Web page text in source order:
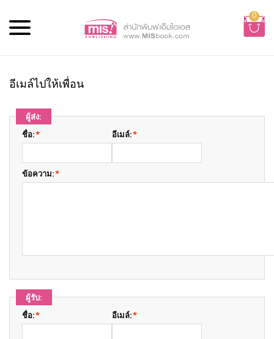
0
อีเมล์ไปให้เพื่อน
ผู้ส่ง:
*
ชื่อ: *
อีเมล์:
*
ข้อความ:
ผู้รับ:
*
ชื่อ: *
อีเมล์: